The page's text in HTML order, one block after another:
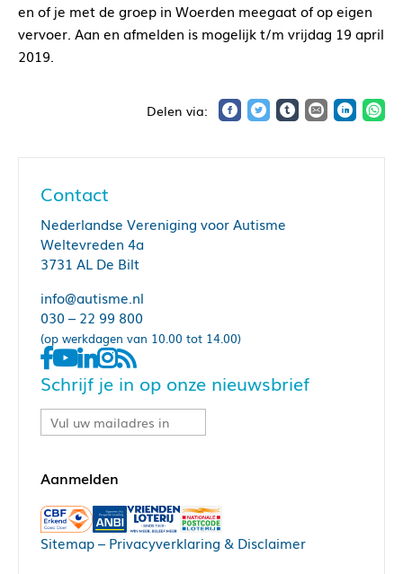
en of je met de groep in Woerden meegaat of op eigen
vervoer. Aan en afmelden is mogelijk t/m vrijdag 19 april
2019.
Contact
Nederlandse Vereniging voor Autisme
Weltevreden 4a
3731 AL De Bilt
info@autisme.nl
030 – 22 99 800
(op werkdagen van 10.00 tot 14.00)
Schrijf je in op onze nieuwsbrief
Sitemap– Privacyverklaring & Disclaimer